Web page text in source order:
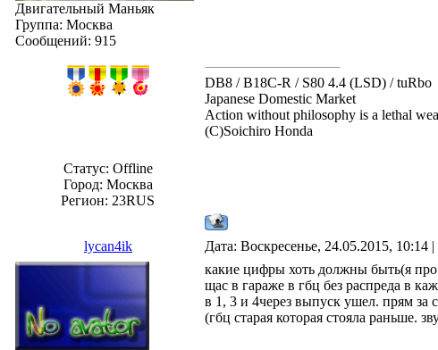
Двигательный Маньяк
Группа: Москва
Сообщений:915
Статус: Offline
Город: Москва
Регион: 23RUS
DB8 / B18C-R / S80 4.4 (LSD) / tuRbo
Japanese Domestic Market
Action without philosophy is a lethal
(С)Soichiro Honda
lycan4ik Дата: Воскресенье, 24.05.2015, 10:14
какие цифры хоть должны быть(я
щас в гараже в гбц без распреда в
в 1, 3 и 4через выпуск ушел. прям за
(гбц старая которая стояла раньше.